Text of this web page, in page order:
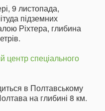
9 листопада,
підземних
Ріхтера, глибина
центр спеціального
в Полтавському
на глибині 8 км.